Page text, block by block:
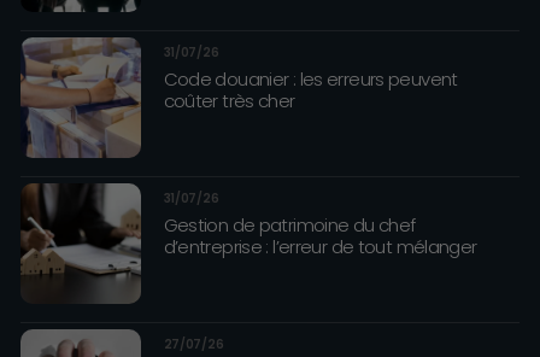
31/07/26
Code douanier : les erreurs peuvent
coûter très cher
31/07/26
Gestion de patrimoine du chef
d’entreprise : l’erreur de tout mélanger
27/07/26